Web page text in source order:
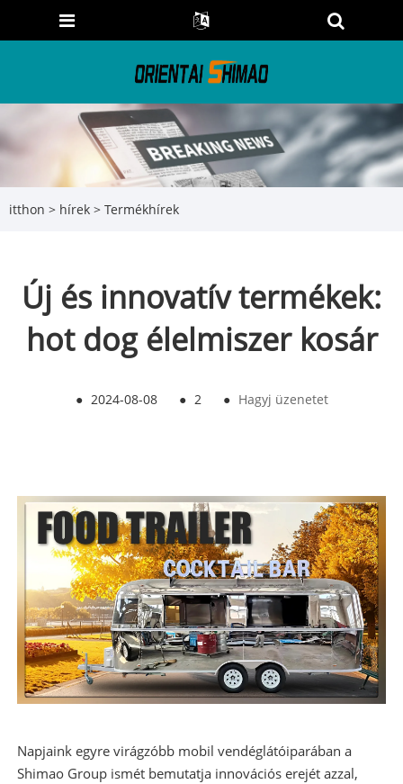
itthon > hírek > Termékhírek
Új és innovatív termékek:
hot dog élelmiszer kosár
● 2024-08-08 ● 2 ● Hagyj üzenetet
Napjaink egyre virágzóbb mobil vendéglátóiparában a
Shimao Group ismét bemutatja innovációs erejét azzal,